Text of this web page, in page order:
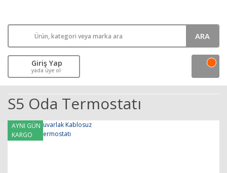
ARA
Giriş Yap
yada üye ol
S5 Oda Termostatı
AYNI GÜN
KARGO